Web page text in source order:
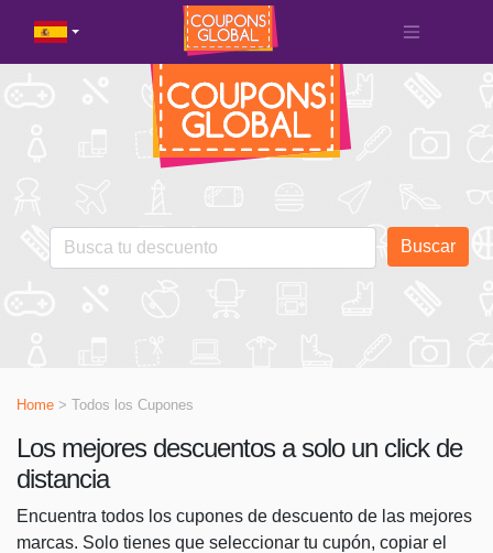
Buscar
Home > Todos los Cupones
Los mejores descuentos a solo un click de
distancia
Encuentra todos los cupones de descuento de las mejores
marcas. Solo tienes que seleccionar tu cupón, copiar el